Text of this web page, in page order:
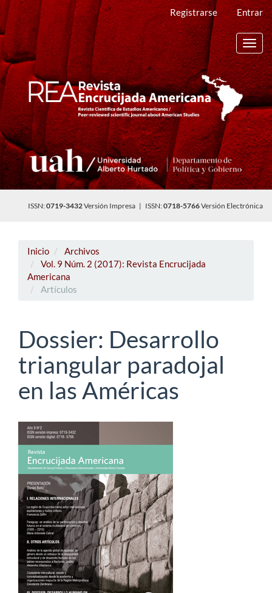
Navegación
principal
Contenido
principal
Barra
lateral
Registrarse Entrar
ISSN:0719-3432Versión Impresa | ISSN:0718-5766Versión Electrónica
Inicio
Archivos
Vol. 9 Núm. 2 (2017): Revista Encrucijada
Americana
Artículos
Dossier: Desarrollo
triangular paradojal
en las Américas
Barra
lateral
del
artículo